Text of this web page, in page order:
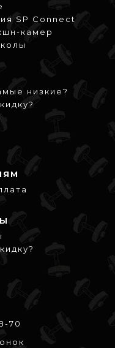
SP Connect
камер
низкие?
70